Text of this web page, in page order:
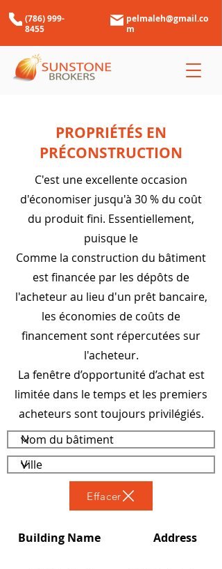
(786) 999-
8455
pelmaleh@gmail.co
m
PROPRIÉTÉS EN
PRÉCONSTRUCTION
C'est une excellente occasion
d'économiser jusqu'à 30 % du coût
du produit fini. Essentiellement,
puisque le
Comme la construction du bâtiment
est financée par les dépôts de
l'acheteur au lieu d'un prêt bancaire,
les économies de coûts de
financement sont répercutées sur
l'acheteur.
La fenêtre d’opportunité d’achat est
limitée dans le temps et les premiers
acheteurs sont toujours privilégiés.
Effacer
Building Name Address